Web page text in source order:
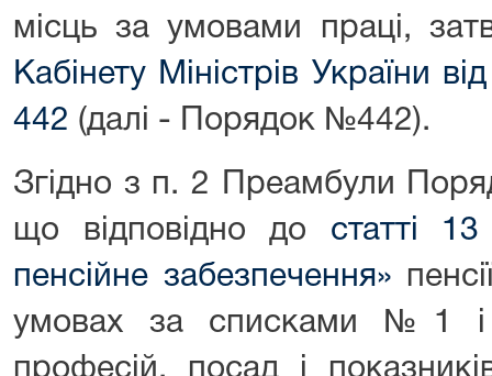
місць за умовами праці,
Кабінету Міністрів України
442 (далі - Порядок №442).
Згідно з п. 2 Преамбули
що відповідно до статті
пенсійне забезпечення»
умовах за списками №1 і
професій, посад і